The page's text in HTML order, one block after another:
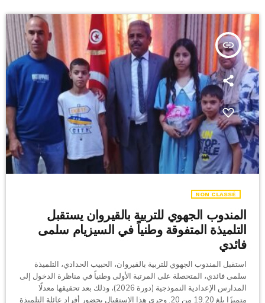
insert_link
NON CLASSÉ
المندوب الجهوي للتربية بالقيروان يستقبل
التلميذة المتفوقة وطنياً في السيزيام سلمى
فائدي
استقبل المندوب الجهوي للتربية بالقيروان، الحبيب الحدادي، التلميذة
سلمى فائدي، المتحصلة على المرتبة الأولى وطنياً في مناظرة الدخول إلى
المدارس الإعدادية النموذجية (دورة 2026)، وذلك بعد تحقيقها معدلًا
متميزًا بلغ 19.20 من 20. وجرى هذا الاستقبال بحضور أفراد عائلة التلميذة